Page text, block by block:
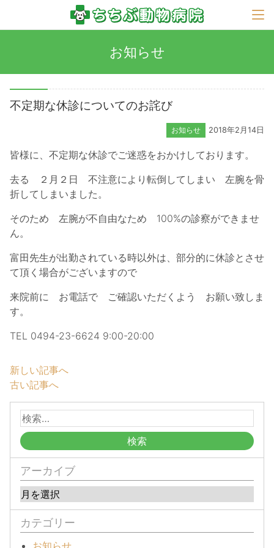
お知らせ
不定期な休診についてのお詫び
お知らせ 2018年2月14日
皆様に、不定期な休診でご迷惑をおかけしております。
去る ２月２日 不注意により転倒してしまい 左腕を骨
折してしまいました。
そのため 左腕が不自由なため 100%の診察ができませ
ん。
富田先生が出勤されている時以外は、部分的に休診とさせ
て頂く場合がございますので
来院前に お電話で ご確認いただくよう お願い致しま
す。
TEL 0494-23-6624 9:00-20:00
新しい記事へ
古い記事へ
アーカイブ
カテゴリー
お知らせ